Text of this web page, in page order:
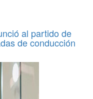
al partido de
de conducción